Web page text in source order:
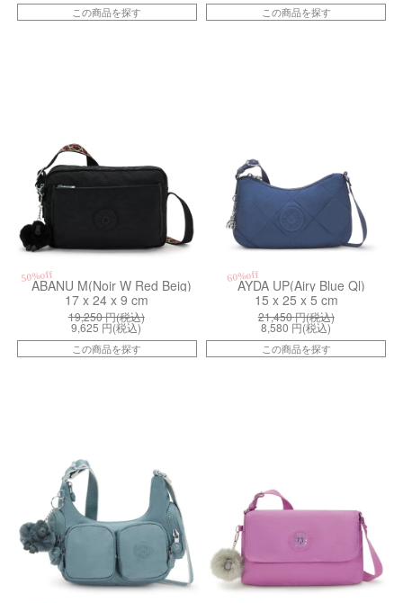
この商品を探す この商品を探す
50%off
ABANU M(Noir W Red Beig)
17 x 24 x 9 cm
19,250円(税込)
9,625 円(税込)
この商品を探す
60%off
AYDA UP(Airy Blue Ql)
15 x 25 x 5 cm
21,450円(税込)
8,580 円(税込)
この商品を探す